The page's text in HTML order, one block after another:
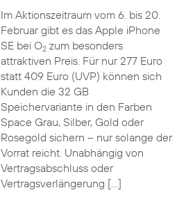
Im Aktionszeitraum vom 6. bis 20.
Februar gibt es das Apple iPhone
SE bei O2zum besonders
attraktiven Preis. Für nur 277 Euro
statt 409 Euro (UVP) können sich
Kunden die 32 GB
Speichervariante in den Farben
Space Grau, Silber, Gold oder
Rosegold sichern – nur solange der
Vorrat reicht. Unabhängig von
Vertragsabschluss oder
Vertragsverlängerung […]